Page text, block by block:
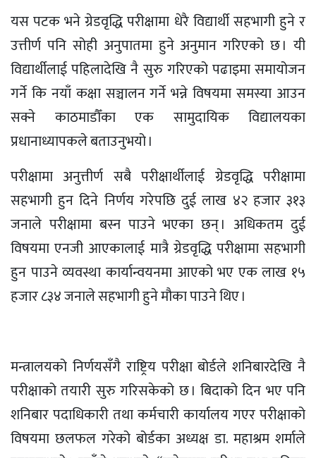
यस पटक भने ग्रेडवृद्धि परीक्षामा धेरै विद्यार्थी सहभागी हुने र
उत्तीर्ण पनि सोही अनुपातमा हुने अनुमान गरिएको छ । यी
विद्यार्थीलाई पहिलादेखि नै सुरु गरिएको पढाइमा समायोजन
गर्ने कि नयाँ कक्षा सञ्चालन गर्ने भन्ने विषयमा समस्या आउन
सक्ने काठमाडौँका एक सामुदायिक विद्यालयका
प्रधानाध्यापकले बताउनुभयो ।
परीक्षामा अनुत्तीर्ण सबै परीक्षार्थीलाई ग्रेडवृद्धि परीक्षामा
सहभागी हुन दिने निर्णय गरेपछि दुई लाख ४२ हजार ३१३
जनाले परीक्षामा बस्न पाउने भएका छन् । अधिकतम दुई
विषयमा एनजी आएकालाई मात्रै ग्रेडवृद्धि परीक्षामा सहभागी
हुन पाउने व्यवस्था कार्यान्वयनमा आएको भए एक लाख १५
हजार ८३४ जनाले सहभागी हुने मौका पाउने थिए ।
मन्त्रालयको निर्णयसँगै राष्ट्रिय परीक्षा बोर्डले शनिबारदेखि नै
परीक्षाको तयारी सुरु गरिसकेको छ । बिदाको दिन भए पनि
शनिबार पदाधिकारी तथा कर्मचारी कार्यालय गएर परीक्षाको
विषयमा छलफल गरेको बोर्डका अध्यक्ष डा. महाश्रम शर्माले